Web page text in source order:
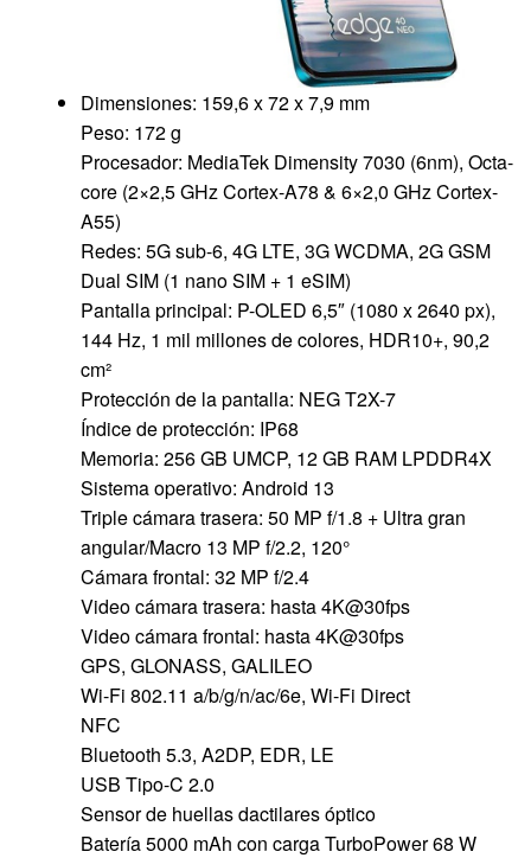
Dimensiones: 159,6 x 72 x 7,9 mm
Peso: 172 g
Procesador: MediaTek Dimensity 7030 (6nm), Octa-
core (2×2,5 GHz Cortex-A78 & 6×2,0 GHz Cortex-
A55)
Redes: 5G sub-6, 4G LTE, 3G WCDMA, 2G GSM
Dual SIM (1 nano SIM + 1 eSIM)
Pantalla principal: P-OLED 6,5″ (1080 x 2640 px),
144 Hz, 1 mil millones de colores, HDR10+, 90,2
cm²
Protección de la pantalla: NEG T2X-7
Índice de protección: IP68
Memoria: 256 GB UMCP, 12 GB RAM LPDDR4X
Sistema operativo: Android 13
Triple cámara trasera: 50 MP f/1.8 + Ultra gran
angular/Macro 13 MP f/2.2, 120°
Cámara frontal: 32 MP f/2.4
Video cámara trasera: hasta 4K@30fps
Video cámara frontal: hasta 4K@30fps
GPS, GLONASS, GALILEO
Wi-Fi 802.11 a/b/g/n/ac/6e, Wi-Fi Direct
NFC
Bluetooth 5.3, A2DP, EDR, LE
USB Tipo-C 2.0
Sensor de huellas dactilares óptico
Batería 5000 mAh con carga TurboPower 68 W